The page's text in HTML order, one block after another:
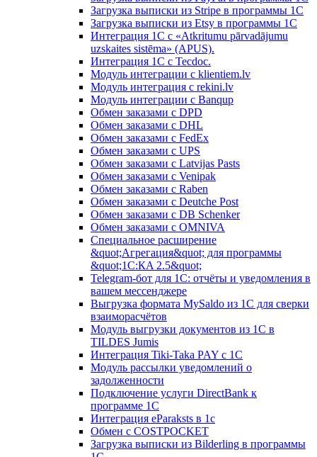
Загрузка выписки из Stripe в программы 1C
Загрузка выписки из Etsy в программы 1C
Интеграция 1С с «Atkritumu pārvadājumu
uzskaites sistēma» (APUS).
Интеграция 1С с Tecdoc.
Модуль интеграции с klientiem.lv
Модуль интеграция с rekini.lv
Модуль интеграции с Banqup
Обмен заказами с DPD
Обмен заказами с DHL
Обмен заказами с FedEx
Обмен заказами с UPS
Обмен заказами с Latvijas Pasts
Обмен заказами с Venipak
Обмен заказами с Raben
Обмен заказами с Deutche Post
Обмен заказами с DB Schenker
Обмен заказами с OMNIVA
Специальное расширение
&quot;Агрегация&quot; для программы
&quot;1С:КA 2.5&quot;
Telegram-бот для 1С: отчёты и уведомления в
вашем мессенджере
Выгрузка формата MySaldo из 1C для сверки
взаиморасчётов
Модуль выгрузки документов из 1С в
TILDES Jumis
Интеграция Tiki-Taka PAY с 1С
Модуль рассылки уведомлений о
задолженности
Подключение услуги DirectBank к
программе 1С
Интеграция eParaksts в 1с
Обмен с COSTPOCKET
Загрузка выписки из Bilderling в программы